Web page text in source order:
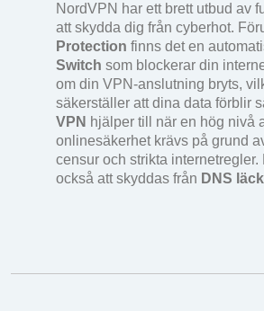
NordVPN har ett brett utbud av
att skydda dig från cyberhot.
Protection finns det en
Switch som blockerar din
om din VPN-anslutning bryts,
säkerställer att dina data förblir
VPN hjälper till när en hög nivå
onlinesäkerhet krävs på grund
censur och strikta internetregler.
också att skyddas från DNS